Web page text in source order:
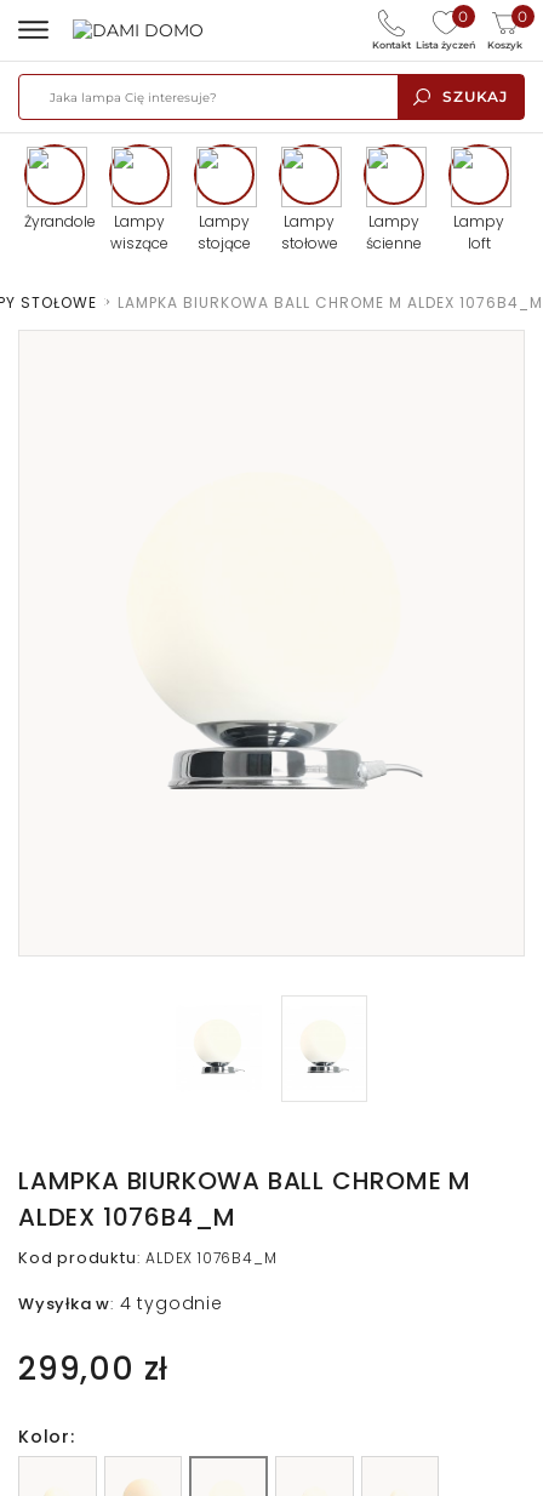
SZUKAJ
0
Lista życzeń
0
Koszyk
Kontakt
Żyrandole
Lampy
wiszące
Lampy
stojące
Lampy
stołowe
Lampy
ścienne
Lampy
loft
STOŁOWE > LAMPKA BIURKOWA BALL CHROME M ALDEX 1076B4_M
LAMPKA BIURKOWA BALL CHROME M
ALDEX 1076B4_M
Kod produktu:ALDEX 1076B4_M
Wysyłka w: 4 tygodnie
299,00 zł
Kolor: